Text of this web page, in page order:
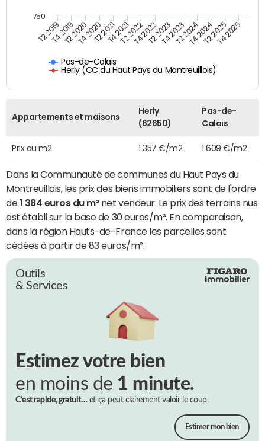
Pas-de-Calais
Herly (CC du Haut Pays du Montreuillois)
T2 2019T4 2019T2 2020T4 2020T2 2021T4 2021T2 2022T4 2022T2 2023T4 2023T2 2024T4 2024T2 2025T4 2025
750
Appartements et maisons
Herly
(62650)
Pas-de-
Calais
Prix au m2 1 357 €/m2 1 609 €/m2
Dans la Communauté de communes du Haut Pays du
Montreuillois, les prix des biens immobiliers sont de l'ordre
de1 384 euros du m²net vendeur. Le prix des terrains nus
est établi sur la base de 30 euros/m². En comparaison,
dans la région Hauts-de-France les parcelles sont
cédées à partir de 83 euros/m².
Outils
& Services
Estimez votre bien
en moins de 1 minute.
C’est rapide, gratuit…et ça peut clairement valoir le coup.
Estimer mon bien